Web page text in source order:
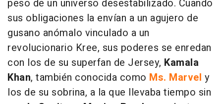
peso de un universo desestabilizado. Cuando
sus obligaciones la envían a un agujero de
gusano anómalo vinculado a un
revolucionario Kree, sus poderes se enredan
con los de su superfan de Jersey, Kamala
Khan, también conocida como Ms. Marvel y
los de su sobrina, a la que llevaba tiempo sin